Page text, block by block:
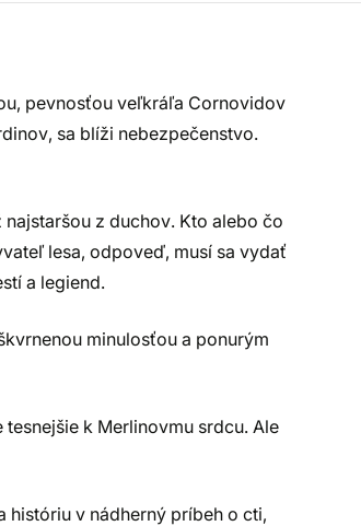
pevnosťou veľkráľa Cornovidov
sa blíži nebezpečenstvo.
z duchov. Kto alebo čo
lesa, odpoveď, musí sa vydať
a legiend.
minulosťou a ponurým
k Merlinovmu srdcu. Ale
históriu v nádherný príbeh o cti,